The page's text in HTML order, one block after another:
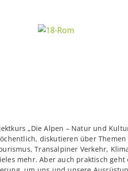
„Die Alpen – Natur und
diskutieren über Themen
Transalpiner Verkehr,
mehr. Aber auch praktisch geht